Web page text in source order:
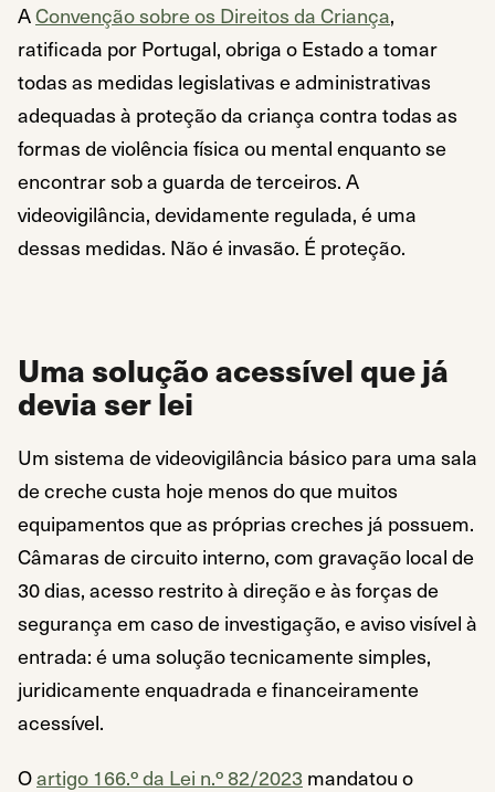
AConvenção sobre os Direitos da Criança,
ratificada por Portugal, obriga o Estado a tomar
todas as medidas legislativas e administrativas
adequadas à proteção da criança contra todas as
formas de violência física ou mental enquanto se
encontrar sob a guarda de terceiros. A
videovigilância, devidamente regulada, é uma
dessas medidas. Não é invasão. É proteção.
Uma solução acessível que já
devia ser lei
Um sistema de videovigilância básico para uma sala
de creche custa hoje menos do que muitos
equipamentos que as próprias creches já possuem.
Câmaras de circuito interno, com gravação local de
30 dias, acesso restrito à direção e às forças de
segurança em caso de investigação, e aviso visível à
entrada: é uma solução tecnicamente simples,
juridicamente enquadrada e financeiramente
acessível.
Oartigo 166.º da Lei n.º 82/2023 mandatou o